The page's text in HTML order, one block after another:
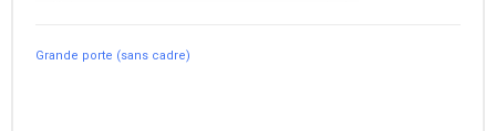
Grande porte (sans cadre)